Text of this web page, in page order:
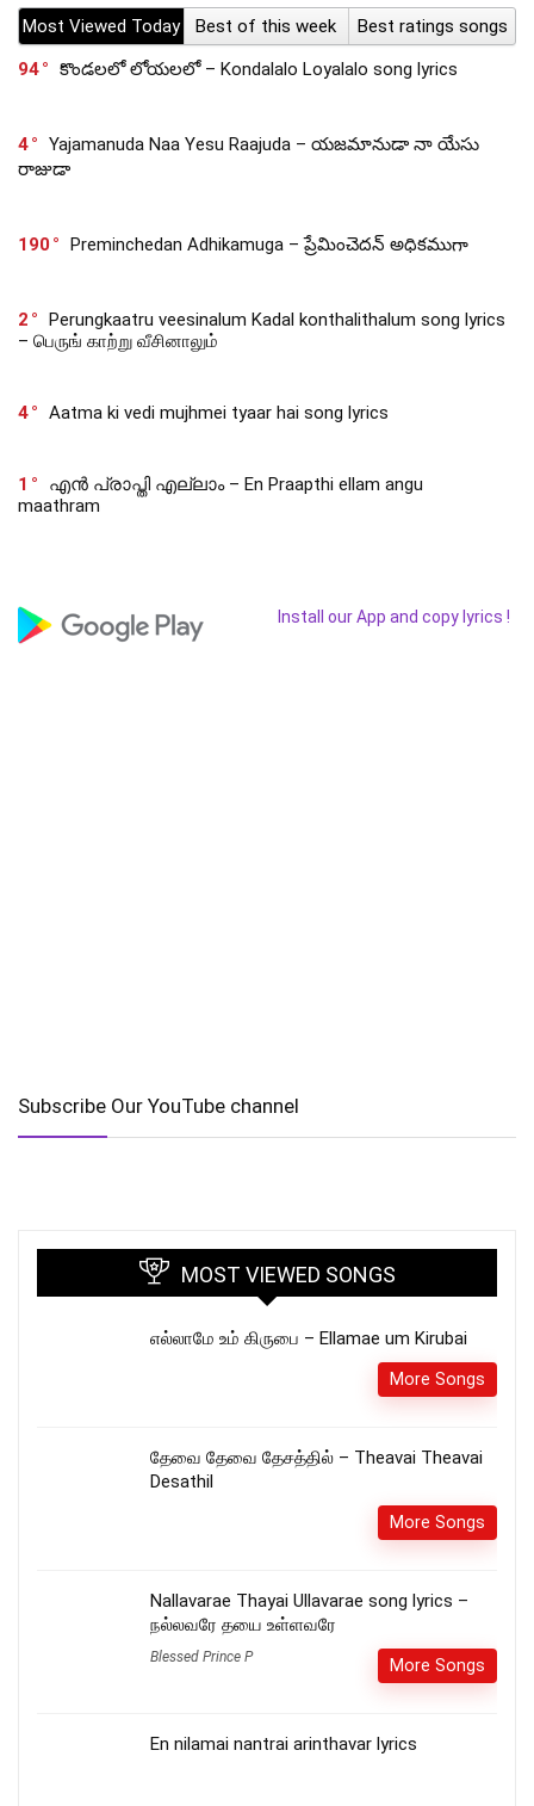
Most Viewed Today Best of this week
Best ratings songs
94
కొండలలో లోయలలో – Kondalalo Loyalalo song lyrics
4
Yajamanuda Naa Yesu Raajuda – యజమానుడా నా యేసు
రాజుడా
190 Preminchedan Adhikamuga – ప్రేమించెదన్ అధికముగా
2
Perungkaatru veesinalum Kadal konthalithalum song lyrics
– பெருங் காற்று வீசினாலும்
4 Aatma ki vedi mujhmei tyaar hai song lyrics
1
എൻ പ്രാപ്തി എല്ലാം – En Praapthi ellam angu
maathram
Install our App and copy lyrics !
Subscribe Our YouTube channel
MOST VIEWED SONGS
எல்லாமே உம் கிருபை – Ellamae um Kirubai
More Songs
தேவை தேவை தேசத்தில் – Theavai Theavai
Desathil
More Songs
Nallavarae Thayai Ullavarae song lyrics –
நல்லவரே தயை உள்ளவரே
Blessed Prince P More Songs
En nilamai nantrai arinthavar lyrics